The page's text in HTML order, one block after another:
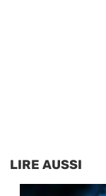
LIRE AUSSI